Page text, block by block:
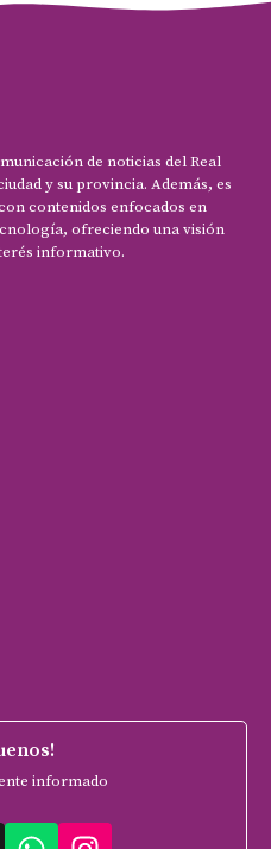
de noticias del Real
y su provincia. Además, es
contenidos enfocados en
ofreciendo una visión
informativo.
informado